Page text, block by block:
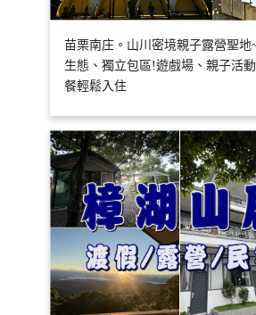
苗栗南庄。山川密境親子露營聖地
生態、獨立包區!遊戲場、親子活動
餐輕鬆入住